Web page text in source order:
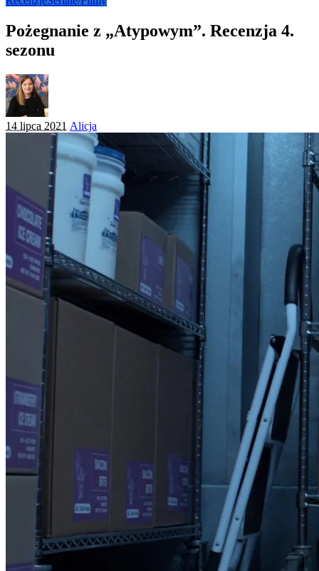
Pożegnanie z „Atypowym”. Recenzja 4.
sezonu
14 lipca 2021 Posted
by
Alicja